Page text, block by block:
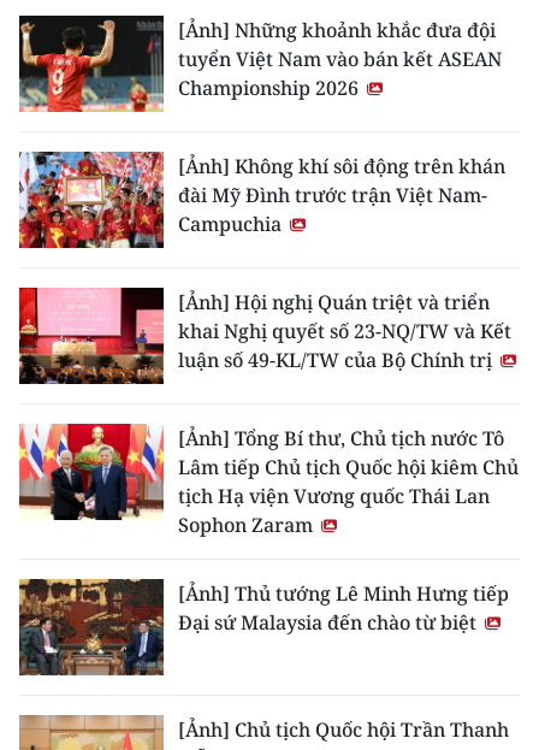
[Ảnh] Những khoảnh khắc đưa đội
tuyển Việt Nam vào bán kết ASEAN
Championship 2026
[Ảnh] Không khí sôi động trên khán
đài Mỹ Đình trước trận Việt Nam-
Campuchia
[Ảnh] Hội nghị Quán triệt và triển
khai Nghị quyết số 23-NQ/TW và Kết
luận số 49-KL/TW của Bộ Chính trị
[Ảnh] Tổng Bí thư, Chủ tịch nước Tô
Lâm tiếp Chủ tịch Quốc hội kiêm Chủ
tịch Hạ viện Vương quốc Thái Lan
Sophon Zaram
[Ảnh] Thủ tướng Lê Minh Hưng tiếp
Đại sứ Malaysia đến chào từ biệt
[Ảnh] Chủ tịch Quốc hội Trần Thanh